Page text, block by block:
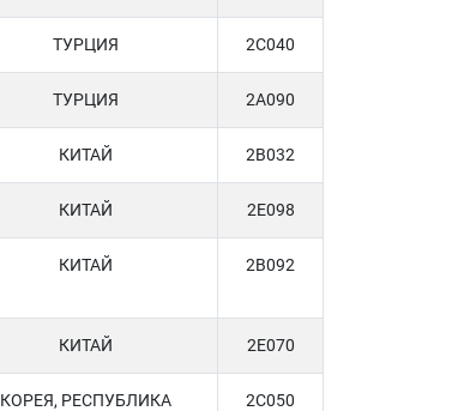
ТУРЦИЯ 2C040
ТУРЦИЯ 2A090
КИТАЙ 2B032
КИТАЙ 2E098
КИТАЙ 2B092
КИТАЙ 2E070
КОРЕЯ, РЕСПУБЛИКА 2C050